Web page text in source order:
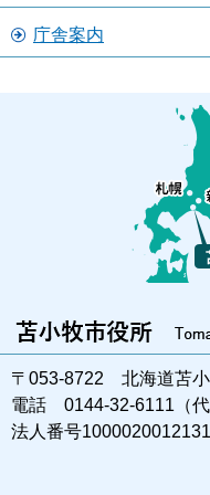
庁舎案内
〒053-8722 北海道苫
電話 0144-32-6111（代
法人番号1000020012131